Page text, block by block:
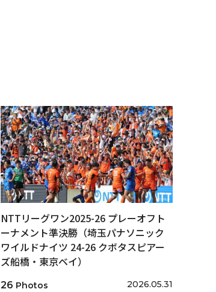
NTTリーグワン2025-26 プレーオフト
ーナメント準決勝（埼玉パナソニック
ワイルドナイツ 24-26 クボタスピアー
ズ船橋・東京ベイ）
26 Photos 2026.05.31